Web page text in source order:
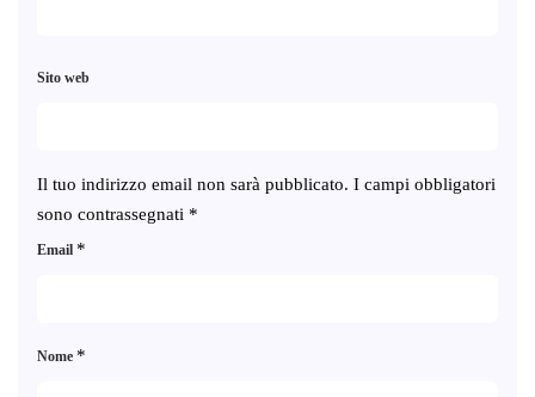
Il tuo indirizzo email non sarà pubblicato. I campi obbligatori
sono contrassegnati *
Nome *
Email *
Sito web